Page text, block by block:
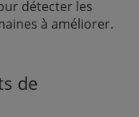
détecter les
à améliorer.
de